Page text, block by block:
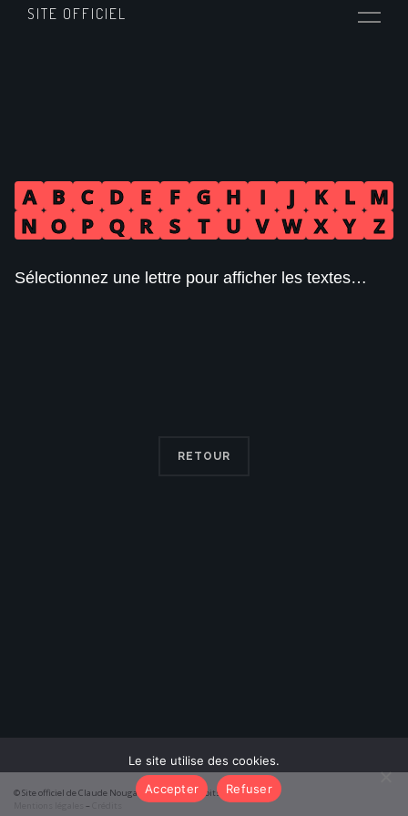
SITE OFFICIEL
A B C D E F G H I J K L M
N O P Q R S T U V W X Y Z
Sélectionnez une lettre pour afficher les textes…
RETOUR
© Site officiel de Claude Nougaro 2026 – Tous droits réservés
–
Le site utilise des cookies.
Accepter
Refuser